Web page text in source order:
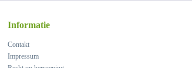
Informatie
Contakt
Impressum